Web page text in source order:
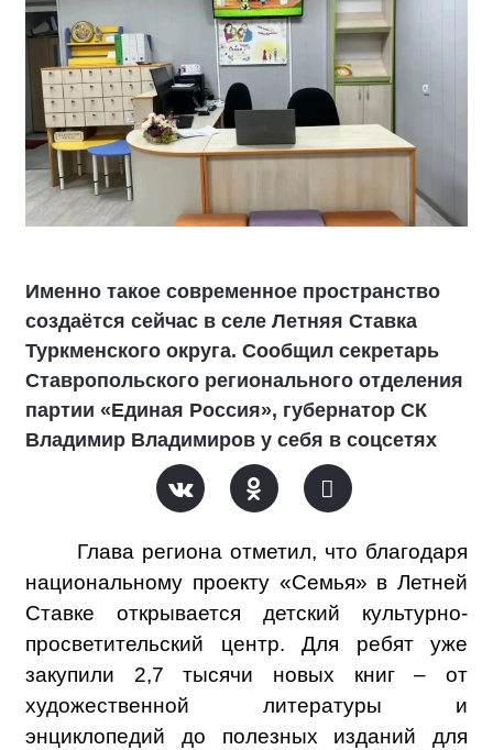
Именно такое современное пространство
создаётся сейчас в селе Летняя Ставка
Туркменского округа. Сообщил секретарь
Ставропольского регионального отделения
партии «Единая Россия», губернатор СК
Владимир Владимиров у себя в соцсетях
Глава региона отметил, что благодаря
национальному проекту «Семья» в Летней
Ставке открывается детский культурно-
просветительский центр. Для ребят уже
закупили 2,7 тысячи новых книг – от
художественной литературы и
энциклопедий до полезных изданий для